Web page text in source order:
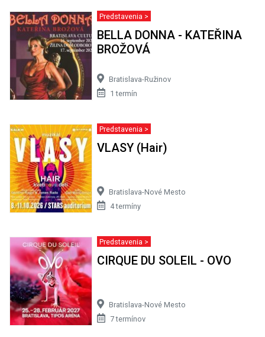
Predstavenia >
BELLA DONNA - KATEŘINA
BROŽOVÁ
Bratislava-Ružinov
1 termín
Predstavenia >
VLASY (Hair)
Bratislava-Nové Mesto
4 termíny
Predstavenia >
CIRQUE DU SOLEIL - OVO
Bratislava-Nové Mesto
7 termínov